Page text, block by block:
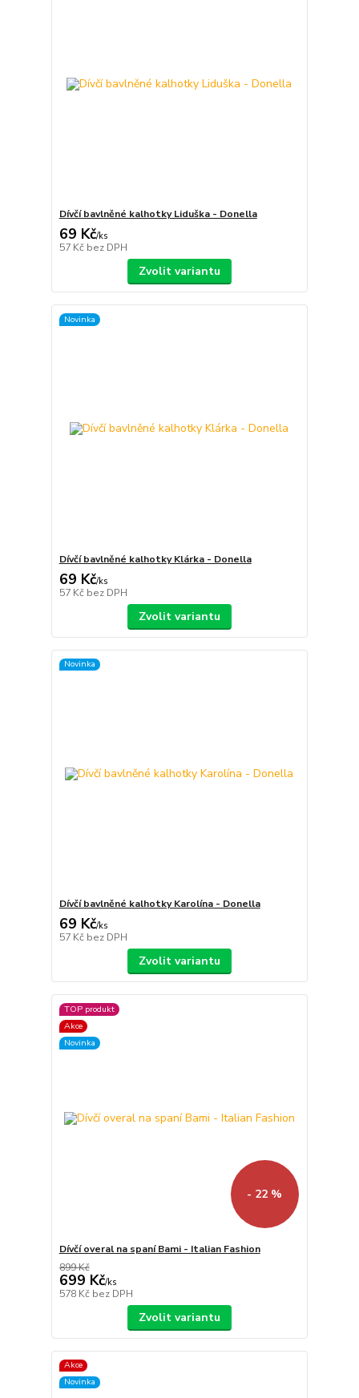
Dívčí bavlněné kalhotky Liduška - Donella
69 Kč/ks
57 Kč bez DPH
Zvolit variantu
Novinka
Dívčí bavlněné kalhotky Klárka - Donella
69 Kč/ks
57 Kč bez DPH
Zvolit variantu
Novinka
Dívčí bavlněné kalhotky Karolína - Donella
69 Kč/ks
57 Kč bez DPH
Zvolit variantu
TOP produkt
Akce
Novinka
- 22 %
Dívčí overal na spaní Bami - Italian Fashion
899 Kč
699 Kč/ks
578 Kč bez DPH
Zvolit variantu
Akce
Novinka